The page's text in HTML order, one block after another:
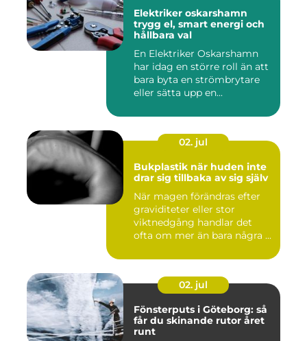
Elektriker oskarshamn
trygg el, smart energi och
hållbara val
En Elektriker Oskarshamn
har idag en större roll än att
bara byta en strömbrytare
eller sätta upp en...
02. jul
Bukplastik när huden inte
drar sig tillbaka av sig själv
När magen förändras efter
graviditeter eller stor
viktnedgång handlar det
ofta om mer än bara några ...
02. jul
Fönsterputs i Göteborg: så
får du skinande rutor året
runt